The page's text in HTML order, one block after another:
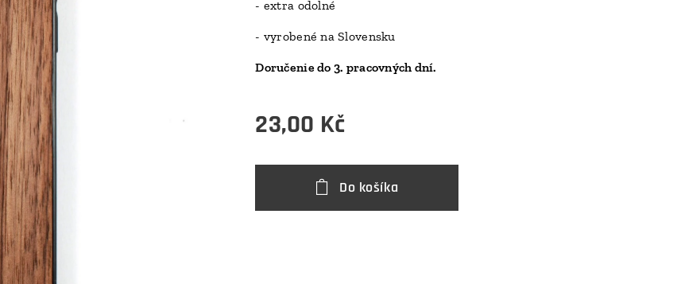
- extra odolné
- vyrobené na Slovensku
Doručenie do 3. pracovných dní.
23,00 Kč
Do košíka